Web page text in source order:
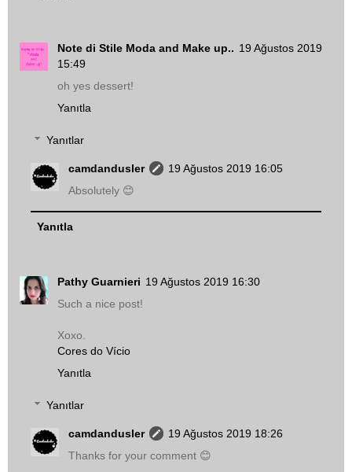
Note di Stile Moda and Make up.. 19 Ağustos 2019
15:49
oh yes dessert!
Yanıtla
Yanıtlar
camdandusler
19 Ağustos 2019 16:05
Absolutely 😊
Yanıtla
Pathy Guarnieri 19 Ağustos 2019 16:30
Such a nice post!
Xoxo.
Cores do Vício
Yanıtla
Yanıtlar
camdandusler
19 Ağustos 2019 18:26
Thanks for your comment 😊